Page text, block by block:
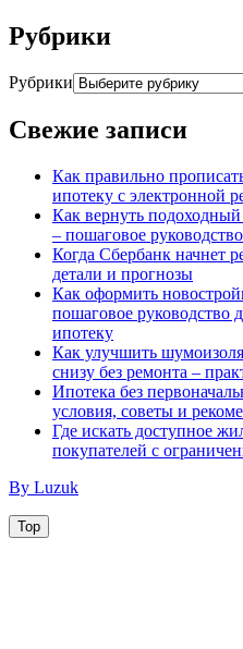
Рубрики
Рубрики
Свежие записи
Как правильно
ипотеку с электронной
Как вернуть
– пошаговое
Когда Сбербанк начнет
детали и прогнозы
Как оформить
пошаговое руководство
ипотеку
Как улучшить
снизу без ремонта –
Ипотека без
условия, советы и
Где искать доступное
покупателей с
By Luzuk
Top